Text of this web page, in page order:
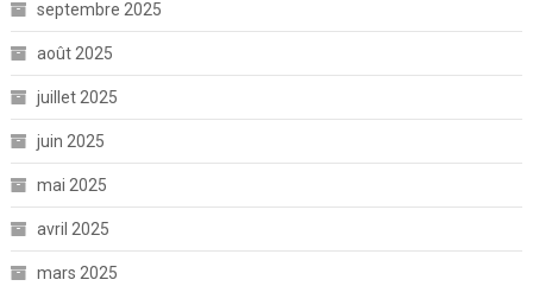
septembre 2025
août 2025
juillet 2025
juin 2025
mai 2025
avril 2025
mars 2025